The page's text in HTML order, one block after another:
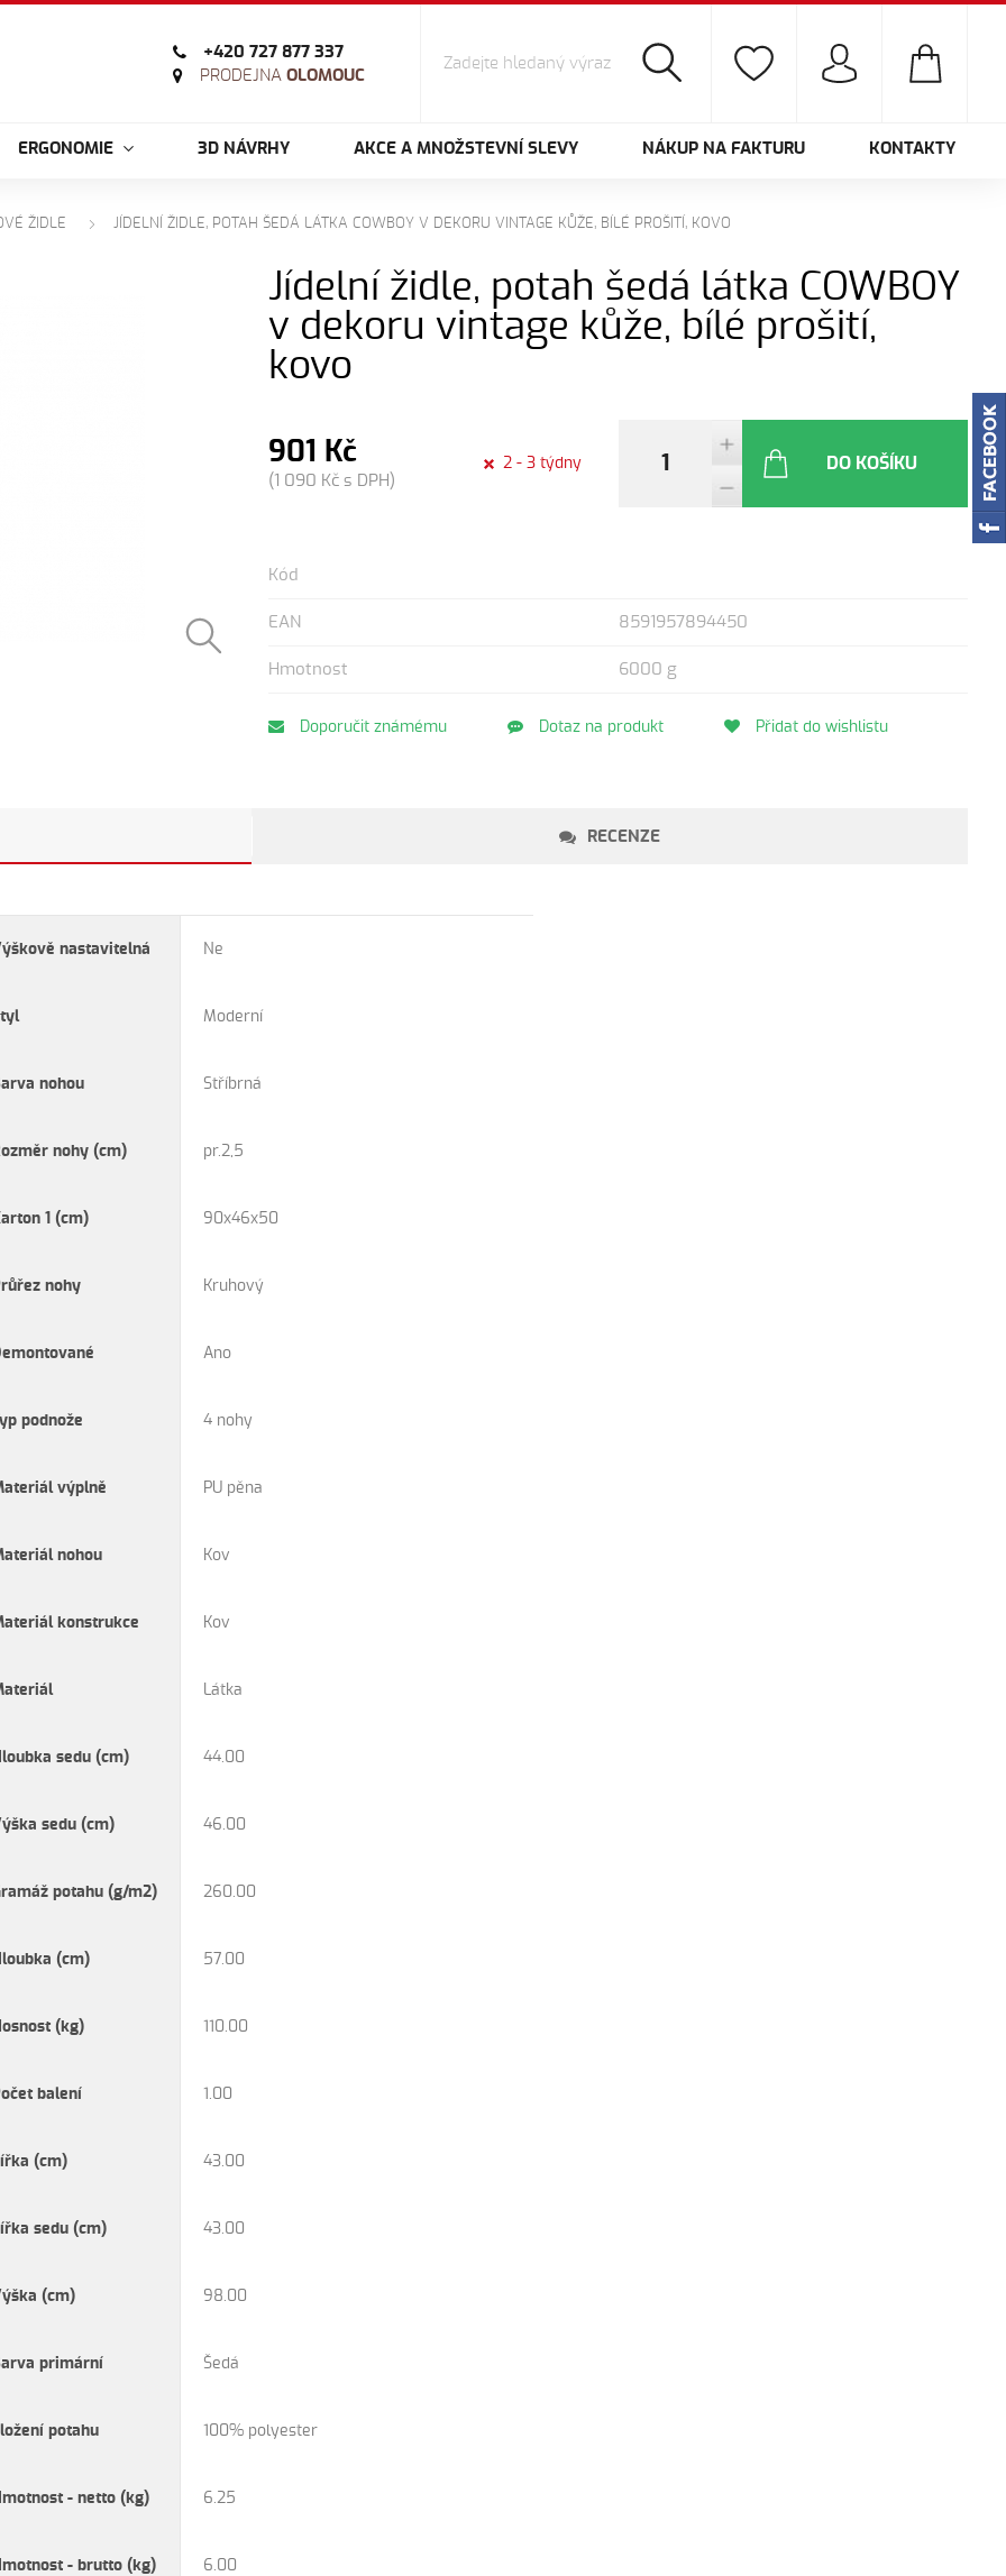
+420 727 877 337
PRODEJNA OLOMOUC
ERGONOMIE 3D NÁVRHY AKCE A MNOŽSTEVNÍ SLEVY NÁKUP NA FAKTURU KONTAKTY
ŽIDLE JÍDELNÍ ŽIDLE, POTAH ŠEDÁ LÁTKA COWBOY V DEKORU VINTAGE KŮŽE, BÍLÉ PROŠITÍ, KOVO
Jídelní židle, potah šedá látka COWBOY
v dekoru vintage kůže, bílé prošití,
kovo
901 Kč
(1 090 Kč s DPH)
2 - 3 týdny DO KOŠÍKU
Kód
EAN 8591957894450
Hmotnost 6000 g
Doporučit známému Dotaz na produkt Přidat do wishlistu
RECENZE
nastavitelná Ne
Moderní
nohou Stříbrná
nohy (cm) pr.2,5
1 (cm) 90x46x50
nohy Kruhový
Ano
Typ podnože 4 nohy
výplně PU pěna
nohou Kov
konstrukce Kov
Látka
sedu (cm) 44.00
sedu (cm) 46.00
potahu (g/m2) 260.00
(cm) 57.00
(kg) 110.00
balení 1.00
(cm) 43.00
sedu (cm) 43.00
(cm) 98.00
primární Šedá
potahu 100% polyester
- netto (kg) 6.25
- brutto (kg) 6.00